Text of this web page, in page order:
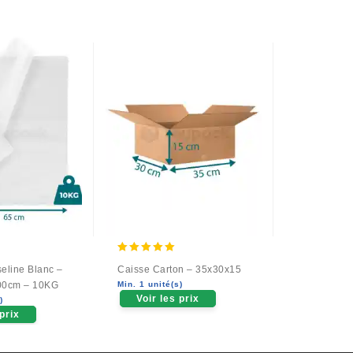
Blanc –
– 10KG
out of 5
Caisse Carton – 35x30x15
Min. 1 unité(s)
Voir les prix